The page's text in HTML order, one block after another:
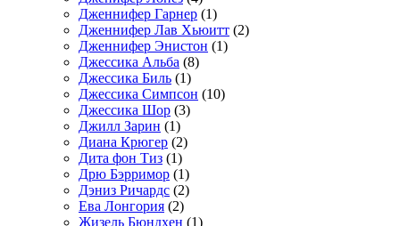
Дженнифер Гарнер (1)
Дженнифер Лав Хьюитт (2)
Дженнифер Энистон (1)
Джессика Альба (8)
Джессика Биль (1)
Джессика Симпсон (10)
Джессика Шор (3)
Джилл Зарин (1)
Диана Крюгер (2)
Дита фон Тиз (1)
Дрю Бэрримор (1)
Дэниз Ричардс (2)
Ева Лонгория (2)
Жизель Бюндхен (1)